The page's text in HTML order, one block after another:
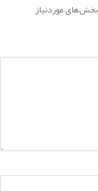
بخش‌های موردنیاز